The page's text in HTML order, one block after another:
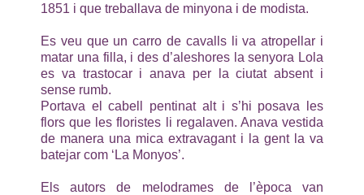
1851 i que treballava de minyona i de modista.
Es veu que un carro de cavalls li va atropellar i
matar una filla, i des d’aleshores la senyora Lola
es va trastocar i anava per la ciutat absent i
sense rumb.
Portava el cabell pentinat alt i s’hi posava les
flors que les floristes li regalaven. Anava vestida
de manera una mica extravagant i la gent la va
batejar com ‘La Monyos’.
Els autors de melodrames de l’època van